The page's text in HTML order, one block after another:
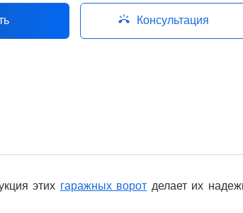
ring_volume Консультация
этихгаражных воротделает их